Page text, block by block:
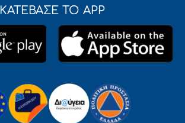
ΚΑΤΕΒΑΣΕ ΤΟ APP